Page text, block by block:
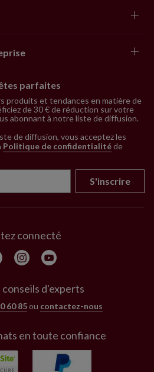
parfaites
produits et tendances en matière de
de 30 € de réduction sur votre
abonnant à notre liste de diffusion.
de diffusion, vous acceptez les
Politique de confidentialitéde
S'inscrire
connecté
conseils d'experts
60 85ou contactez-nous
en toute confiance